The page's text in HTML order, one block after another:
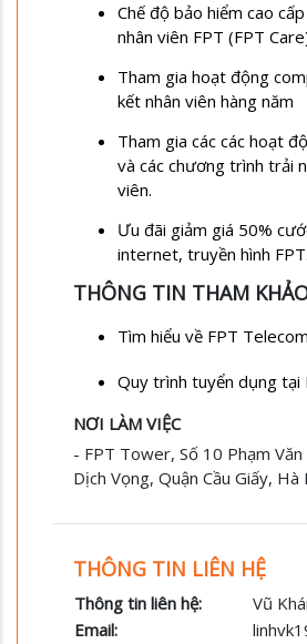
Chế độ bảo hiểm cao
nhân viên FPT (FPT
Tham gia hoạt động
kết nhân viên hàng năm
Tham gia các các hoạt
và các chương trình trải
viên.
Ưu đãi giảm giá 50%
internet, truyền hình FPT.
THÔNG TIN THAM
Tìm hiểu về FPT Telecom
Quy trình tuyển dụng tại
NƠI LÀM VIỆC
- FPT Tower, Số 10 Phạm
Dịch Vọng, Quận Cầu Giấy, Hà
THÔNG TIN LIÊN HỆ
Thông tin liên hệ:
Vũ
Email: